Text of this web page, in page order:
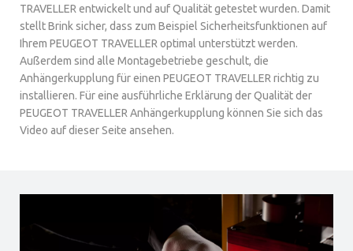
TRAVELLER entwickelt und auf Qualität getestet wurden. Damit
stellt Brink sicher, dass zum Beispiel Sicherheitsfunktionen auf
Ihrem PEUGEOT TRAVELLER optimal unterstützt werden.
Außerdem sind alle Montagebetriebe geschult, die
Anhängerkupplung für einen PEUGEOT TRAVELLER richtig zu
installieren. Für eine ausführliche Erklärung der Qualität der
PEUGEOT TRAVELLER Anhängerkupplung können Sie sich das
Video auf dieser Seite ansehen.